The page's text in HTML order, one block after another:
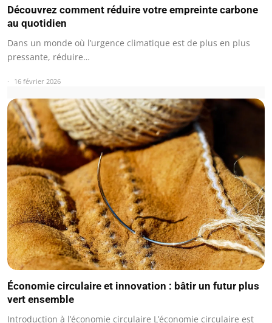
Découvrez comment réduire votre empreinte carbone
au quotidien
Dans un monde où l’urgence climatique est de plus en plus
pressante, réduire…
16 février 2026
Économie circulaire et innovation : bâtir un futur plus
vert ensemble
Introduction à l’économie circulaire L’économie circulaire est